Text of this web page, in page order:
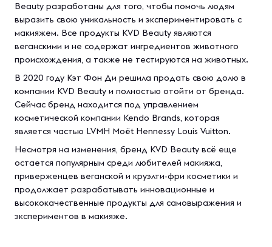
Beauty разработаны для того, чтобы помочь людям
выразить свою уникальность и экспериментировать с
макияжем. Все продукты KVD Beauty являются
веганскими и не содержат ингредиентов животного
происхождения, а также не тестируются на животных.
В 2020 году Кэт Фон Ди решила продать свою долю в
компании KVD Beauty и полностью отойти от бренда.
Сейчас бренд находится под управлением
косметической компании Kendo Brands, которая
является частью LVMH Moët Hennessy Louis Vuitton.
Несмотря на изменения, бренд KVD Beauty всё еще
остается популярным среди любителей макияжа,
приверженцев веганской и круэлти-фри косметики и
продолжает разрабатывать инновационные и
высококачественные продукты для самовыражения и
экспериментов в макияже.